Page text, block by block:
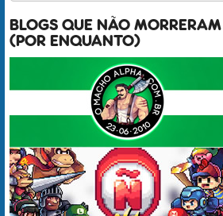
BLOGS QUE NÃO MORRERAM
(POR ENQUANTO)